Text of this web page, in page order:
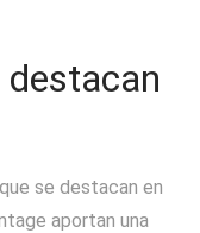
se destacan en
aportan una